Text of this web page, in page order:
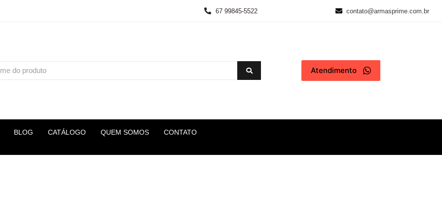
67 99845-5522 contato@armasprime.com.br
Atendimento
BLOG CATÁLOGO QUEM SOMOS CONTATO